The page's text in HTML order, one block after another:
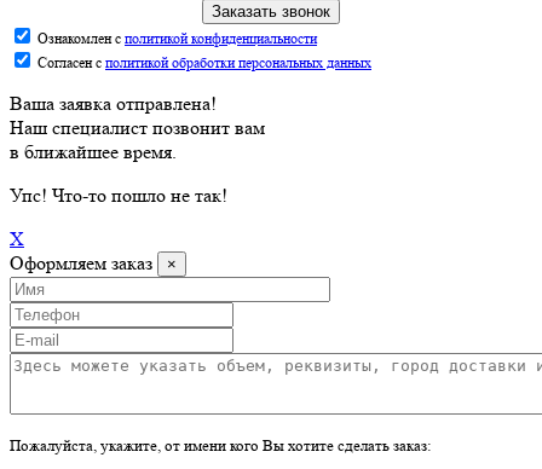
Заказать звонок
Ознакомлен с политикой конфиденциальности
Согласен с политикой обработки персональных данных
Ваша заявка отправлена!
Наш специалист позвонит вам
в ближайшее время.
Упс! Что-то пошло не так!
X
Оформляем заказ
×
Пожалуйста, укажите, от имени кого Вы хотите сделать заказ: